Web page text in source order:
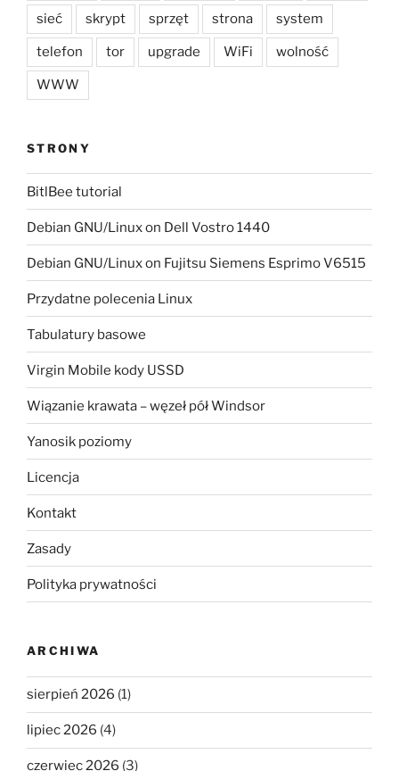
sieć skrypt sprzęt strona system
telefon tor upgrade WiFi wolność
WWW
STRONY
BitlBee tutorial
Debian GNU/Linux on Dell Vostro 1440
Debian GNU/Linux on Fujitsu Siemens Esprimo V6515
Przydatne polecenia Linux
Tabulatury basowe
Virgin Mobile kody USSD
Wiązanie krawata – węzeł pół Windsor
Yanosik poziomy
Licencja
Kontakt
Zasady
Polityka prywatności
ARCHIWA
sierpień 2026 (1)
lipiec 2026 (4)
czerwiec 2026 (3)